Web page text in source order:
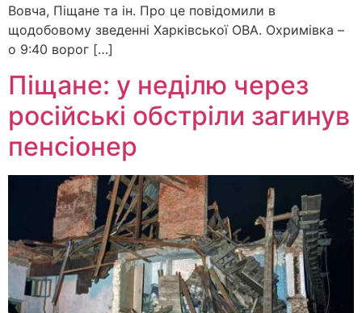
Вовча, Піщане та ін. Про це повідомили в
щодобовому зведенні Харківської ОВА. Охримівка –
о 9:40 ворог […]
Піщане: у неділю через
російські обстріли загинув
пенсіонер